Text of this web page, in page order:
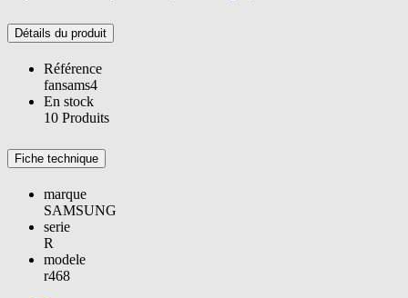
Détails du produit
Référence
fansams4
En stock
10 Produits
Fiche technique
marque
SAMSUNG
serie
R
modele
r468